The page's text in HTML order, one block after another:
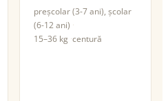
preșcolar (3-7 ani), școlar
(6-12 ani)
15–36 kg centură